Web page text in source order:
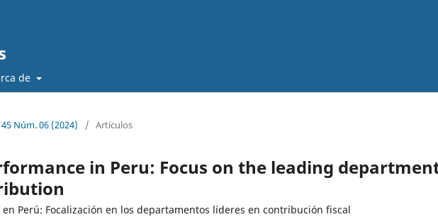
de
Núm. 06 (2024) / Artículos
in Peru: Focus on the leading
en Perú: Focalización en los departamentos líderes en contribución fiscal